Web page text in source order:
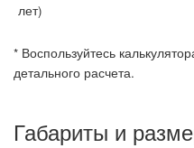
лет)
* Воспользуйтесь
детального расчета.
Габариты и